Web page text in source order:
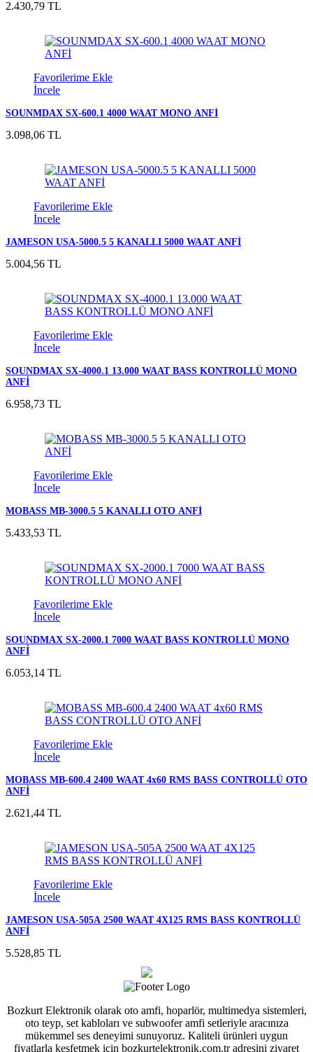
2.430,79 TL
Favorilerime Ekle
İncele
SOUNMDAX SX-600.1 4000 WAAT MONO ANFİ
3.098,06 TL
Favorilerime Ekle
İncele
JAMESON USA-5000.5 5 KANALLI 5000 WAAT ANFİ
5.004,56 TL
Favorilerime Ekle
İncele
SOUNDMAX SX-4000.1 13.000 WAAT BASS KONTROLLÜ MONO
ANFİ
6.958,73 TL
Favorilerime Ekle
İncele
MOBASS MB-3000.5 5 KANALLI OTO ANFİ
5.433,53 TL
Favorilerime Ekle
İncele
SOUNDMAX SX-2000.1 7000 WAAT BASS KONTROLLÜ MONO
ANFİ
6.053,14 TL
Favorilerime Ekle
İncele
MOBASS MB-600.4 2400 WAAT 4x60 RMS BASS CONTROLLÜ OTO
ANFİ
2.621,44 TL
Favorilerime Ekle
İncele
JAMESON USA-505A 2500 WAAT 4X125 RMS BASS KONTROLLÜ
ANFİ
5.528,85 TL
Bozkurt Elektronik olarak oto amfi, hoparlör, multimedya sistemleri,
oto teyp, set kabloları ve subwoofer amfi setleriyle aracınıza
mükemmel ses deneyimi sunuyoruz. Kaliteli ürünleri uygun
fiyatlarla keşfetmek için bozkurtelektronik.com.tr adresini ziyaret